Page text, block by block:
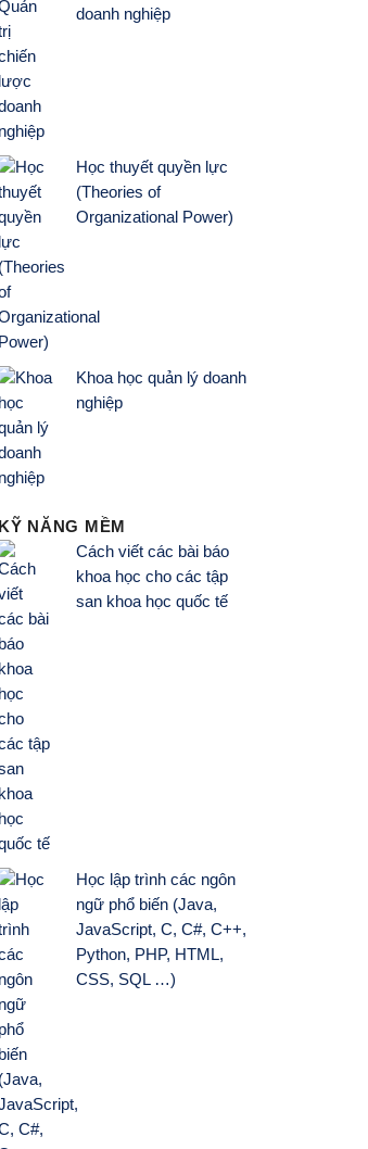
doanh nghiệp
Học thuyết quyền lực
(Theories of
Organizational Power)
Khoa học quản lý doanh
nghiệp
KỸ NĂNG MỀM
Cách viết các bài báo
khoa học cho các tập
san khoa học quốc tế
Học lập trình các ngôn
ngữ phổ biến (Java,
JavaScript, C, C#, C++,
Python, PHP, HTML,
CSS, SQL …)